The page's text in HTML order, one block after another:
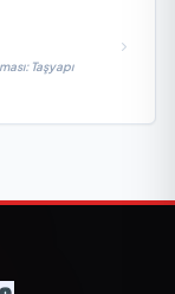
Taşyapı